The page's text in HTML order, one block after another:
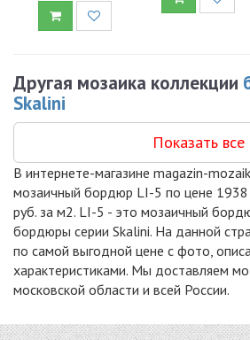
Другая мозаика коллекции
Skalini
Показать все
В интернете-магазине magazin-
мозаичный бордюр LI-5 по цене 1938
руб. за м2. LI-5 - это мозаичный
бордюры серии Skalini. На данной
по самой выгодной цене с фото,
характеристиками. Мы доставляем
московской области и всей России.